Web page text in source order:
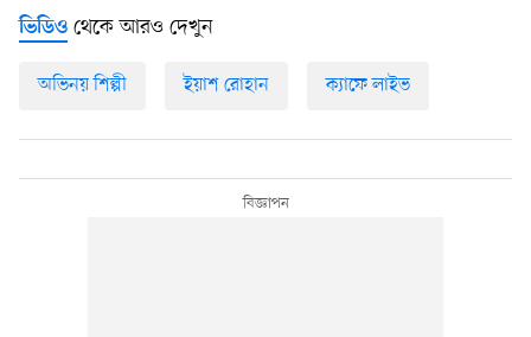
ভিডিও থেকে আরও দেখুন
অভিনয় শিল্পী ইয়াশ রোহান ক্যাফে লাইভ